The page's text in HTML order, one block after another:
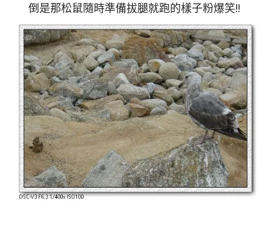
倒是那松鼠隨時準備拔腿就跑的樣子粉爆笑!!